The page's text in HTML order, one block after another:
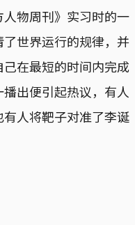
物周刊》实习时的一
世界运行的规律，并
在最短的时间内完成
出便引起热议，有人
人将靶子对准了李诞